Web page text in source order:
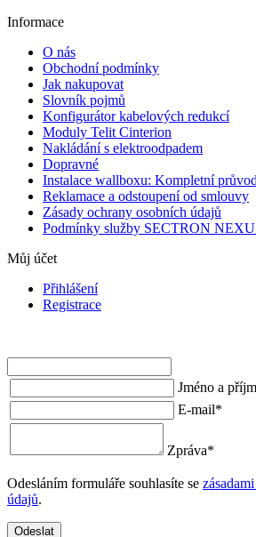
Informace
O nás
Obchodní podmínky
Jak nakupovat
Slovník pojmů
Konfigurátor kabelových redukcí
Moduly Telit Cinterion
Nakládání s elektroodpadem
Dopravné
Instalace wallboxu: Kompletní
Reklamace a odstoupení od smlouvy
Zásady ochrany osobních údajů
Podmínky služby SECTRON
Můj účet
Přihlášení
Registrace
Jméno a
E-mail*
Zpráva*
Odesláním formuláře souhlasíte se
údajů.
Odeslat